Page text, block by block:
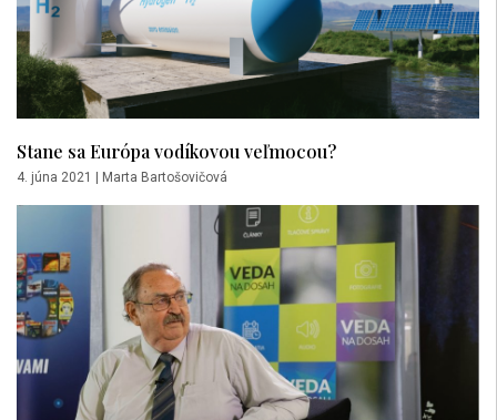
Stane sa Európa vodíkovou veľmocou?
4. júna 2021 | Marta Bartošovičová